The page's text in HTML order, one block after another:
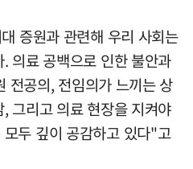
증원과 관련해 우리 사회는
의료 공백으로 인한 불안과
전공의, 전임의가 느끼는 상
그리고 의료 현장을 지켜야
두 깊이 공감하고 있다"고